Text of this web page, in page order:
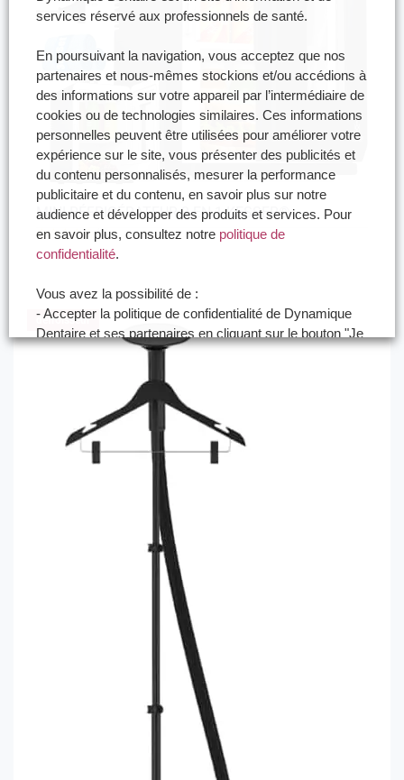
MINI RÉFRIGÉRATEUR 2 EN 1 KESSER®
Note
0
(0)
défroisseur
services réservé aux professionnels de santé.
En poursuivant la navigation, vous acceptez que nos
partenaires et nous-mêmes stockions et/ou accédions à
des informations sur votre appareil par l’intermédiaire de
cookies ou de technologies similaires. Ces informations
personnelles peuvent être utilisées pour améliorer votre
expérience sur le site, vous présenter des publicités et
du contenu personnalisés, mesurer la performance
publicitaire et du contenu, en savoir plus sur notre
audience et développer des produits et services. Pour
en savoir plus, consultez notre politique de
confidentialité.
Vous avez la possibilité de :
- Accepter la politique de confidentialité de Dynamique
Dentaire et ses partenaires en cliquant sur le bouton "Je
certifie être un professionnel de santé et accepte la
- Paramétrer vos choix pour accepter les cookies ou
non en cliquant sur le bouton "Je souhaite Gérer mes
préférences"
Je certifie être un professionnel de santé et je
souhaite gérer mes préférences
Je certifie être un professionnel de
santé et accepte la politique de
confidentialité